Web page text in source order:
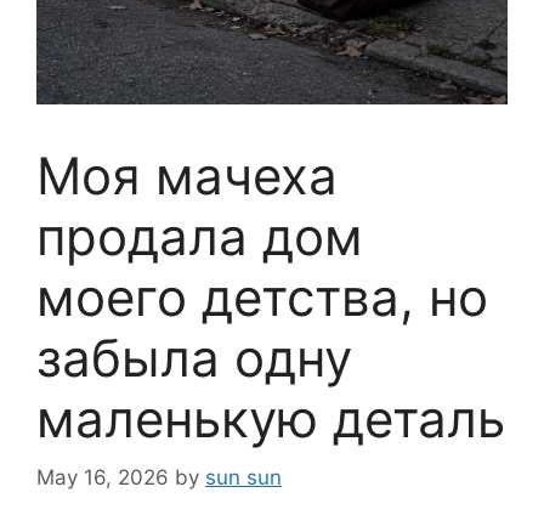
Моя мачеха
продала дом
моего детства, но
забыла одну
маленькую деталь
May 16, 2026 by sun sun